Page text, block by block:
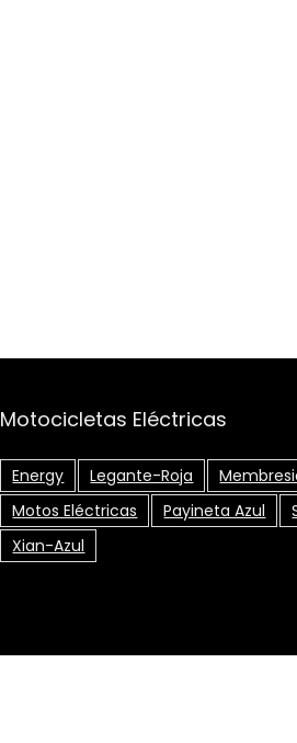
Motocicletas Eléctricas
Energy Legante-Roja
Motos Eléctricas
Payineta Azul
Xian-Azul